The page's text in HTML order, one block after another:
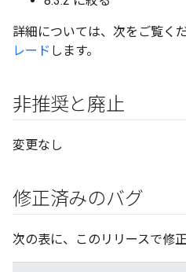
詳細については、次をご覧く
レード します。
非推奨と廃止
変更なし
修正済みのバグ
次の表に、このリリースで修